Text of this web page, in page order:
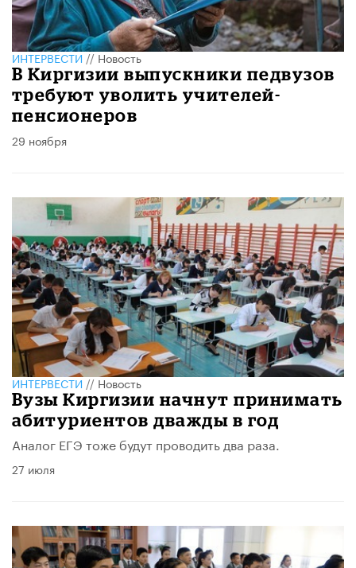
ИНТЕРВЕСТИ//Новость
В Киргизии выпускники педвузов
требуют уволить учителей-
пенсионеров
29 ноября
ИНТЕРВЕСТИ//Новость
Вузы Киргизии начнут принимать
абитуриентов дважды в год
Аналог ЕГЭ тоже будут проводить два раза.
27 июля